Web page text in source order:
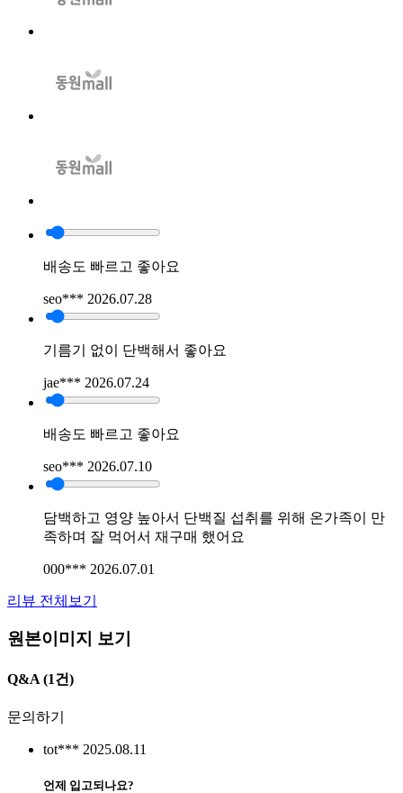
배송도 빠르고 좋아요
seo*** 2026.07.28
기름기 없이 단백해서 좋아요
jae*** 2026.07.24
배송도 빠르고 좋아요
seo*** 2026.07.10
담백하고 영양 높아서 단백질 섭취를 위해 온가족이 만
족하며 잘 먹어서 재구매 했어요
000*** 2026.07.01
리뷰 전체보기
원본이미지 보기
Q&A (1건)
문의하기
tot*** 2025.08.11
언제 입고되나요?